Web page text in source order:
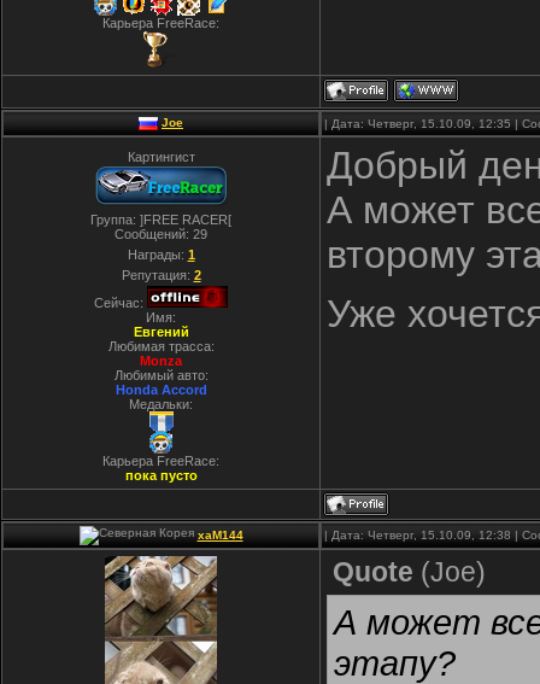
Карьера FreeRace:
Joe | Дата: Четверг, 15.10.09, 12:35 |
Картингист
Группа: ]FREE RACER[
Сообщений: 29
Награды: 1
Репутация: 2
Сейчас:
Имя:
Евгений
Любимая трасса:
Monza
Любимый авто:
Honda Accord
Медальки:
Карьера FreeRace:
пока пусто
Добрый
А может
второму
Уже
xaM144 | Дата: Четверг, 15.10.09, 12:38 |
Quote (Joe)
А может
этапу?